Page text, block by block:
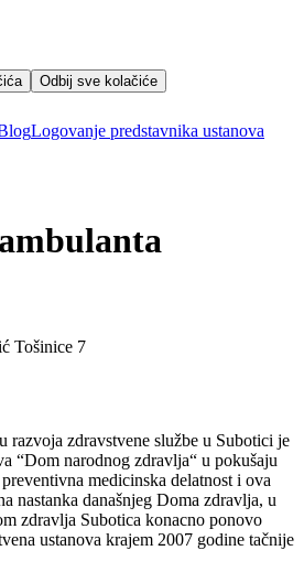
Odbij sve kolačiće
Logovanje predstavnika ustanova
Tošinice 7
razvoja zdravstvene službe u Subotici je
“Dom narodnog zdravlja“ u pokušaju
medicinska delatnost i ova
nastanka današnjeg Doma zdravlja, u
zdravlja Subotica konacno ponovo
ustanova krajem 2007 godine tačnije